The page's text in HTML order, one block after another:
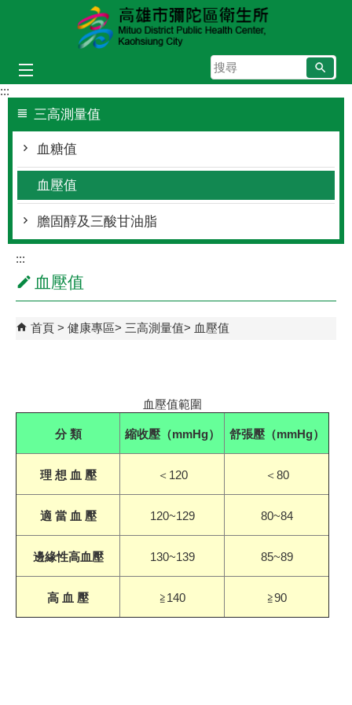
跳到主要內容區塊
搜
尋
:::
三高測量值
血糖值
血壓值
膽固醇及三酸甘油脂
:::
血壓值
首頁 健康專區 三高測量值 血壓值
血壓值範圍
分類 縮收壓（mmHg） 舒張壓（mmHg）
理 想 血 壓 ＜ 120 ＜80
適 當 血 壓 120~129 80~84
邊緣性高血壓 130~139 85~89
高 血 壓 ≧140 ≧90